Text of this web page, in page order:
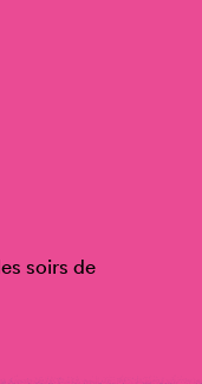
soirs de